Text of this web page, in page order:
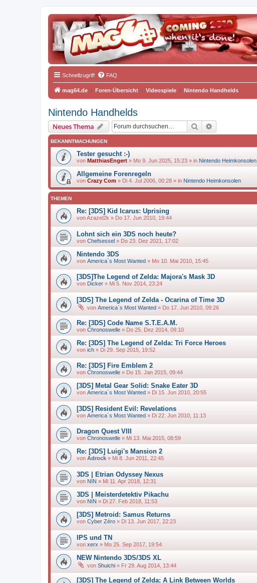
Schnellzugriff FAQ
mag64.de Foren-Übersicht Videospiele Nintendo Handhelds
Nintendo Handhelds
Neues Thema Suche
BEKANNTMACHUNGEN
Tester gesucht :-)
von MatthiasEngert » Mo 9. Jun 2025, 15:23 » in Nintendo Heimkonsolen
Allgemeine Forenregeln
von Crazy Com » Di 4. Jul 2006, 00:28 » in Nintendo Heimkonsolen
THEMEN
Re: [3DS] Kid Icarus: Uprising
vonAzazel2k » Do 17. Jun 2010, 19:44
Lohnt sich ein 3DS noch heute?
von Chefsessel » Do 23. Dez 2021, 17:02
Nintendo 3DS
von America`s Most Wanted » Mo 10. Mai 2010, 15:45
[3DS]The Legend of Zelda: Majora's Mask 3D
von Dicker » Mi 5. Nov 2014, 23:24
[3DS] The Legend of Zelda - Ocarina of Time 3D
von America`s Most Wanted » Do 17. Jun 2010, 09:26
Re: [3DS] Code Name S.T.E.A.M.
von Chronoswelle » Do 25. Dez 2014, 09:10
Re: [3DS] The Legend of Zelda: Tri Force Heroes
von ich » Di 29. Sep 2015, 19:52
Re: [3DS] Fire Emblem 2
von Chronoswelle » Do 15. Jan 2015, 09:44
[3DS] Metal Gear Solid: Snake Eater 3D
von America`s Most Wanted » Di 15. Jun 2010, 20:55
[3DS] Resident Evil: Revelations
von America`s Most Wanted » Di 22. Jun 2010, 11:13
Dragon Quest VIII
von Chronoswelle » Mi 13. Mai 2015, 08:59
Re: [3DS] Luigi's Mansion 2
von Adrock » Mi 8. Jun 2011, 22:45
3DS | Etrian Odyssey Nexus
von NIN » Mi 11. Apr 2018, 12:31
3DS | Meisterdetektiv Pikachu
von NIN » Di 27. Feb 2018, 11:53
[3DS] Metroid: Samus Returns
von Cyber Zéro » Di 13. Jun 2017, 22:23
IPS und TN
von xerx » Mo 25. Sep 2017, 19:54
NEW Nintendo 3DS/3DS XL
von Shuichi » Fr 29. Aug 2014, 13:44
[3DS] The Legend of Zelda: A Link Between Worlds